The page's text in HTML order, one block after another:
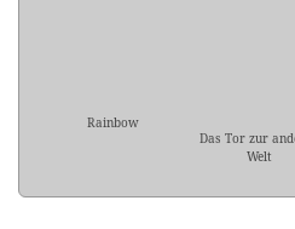
Rainbow
Das Tor zur
Welt